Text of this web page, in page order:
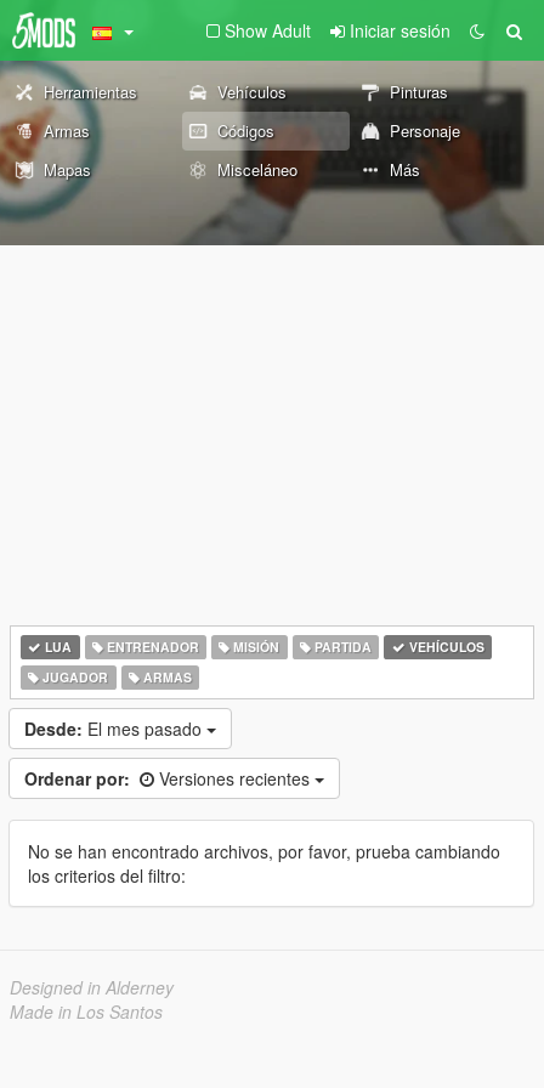
Show Adult Iniciar sesión
Herramientas Vehículos
Pinturas
Armas
Códigos
Personaje
Mapas
Misceláneo Más
LUA ENTRENADOR MISIÓN PARTIDA
VEHÍCULOS
JUGADOR
ARMAS
Desde: El mes pasado
Ordenar por: Versiones recientes
No se han encontrado archivos, por favor, prueba cambiando
los criterios del filtro:
Designed in Alderney
Made in Los Santos